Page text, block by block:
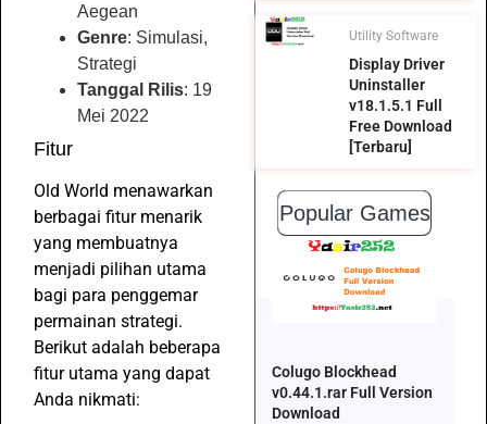
Aegean
Genre: Simulasi,
Strategi
Tanggal Rilis: 19
Mei 2022
Fitur
Old World menawarkan
berbagai fitur menarik
yang membuatnya
menjadi pilihan utama
bagi para penggemar
permainan strategi.
Berikut adalah beberapa
fitur utama yang dapat
Anda nikmati:
Utility Software
Display Driver
Uninstaller
v18.1.5.1 Full
Free Download
[Terbaru]
Popular Games
Colugo Blockhead
v0.44.1.rar Full Version
Download